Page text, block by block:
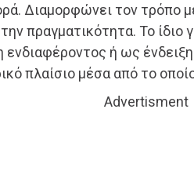
Διαμορφώνει τον τρόπο
πραγματικότητα. Το ίδιο
ενδιαφέροντος ή ως
πλαίσιο μέσα από το
Advertisment